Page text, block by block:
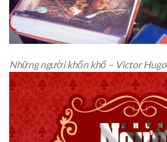
Những người khốn khổ – Victor Hugo